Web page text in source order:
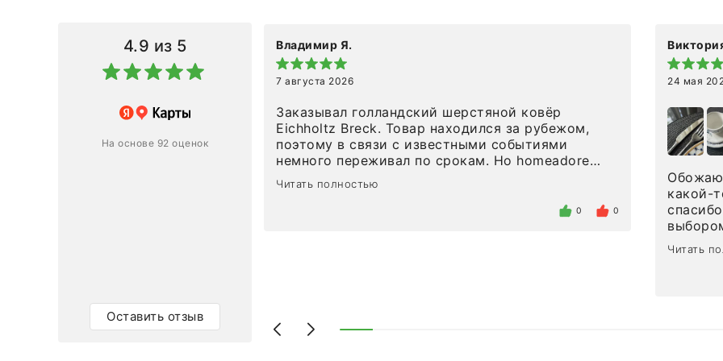
4.9 из 5
На основе 92 оценок
Оставить отзыв
Владимир Я.
7 августа 2026
Заказывал голландский шерстяной ковёр
Eichholtz Breck. Товар находился за рубежом,
поэтому в связи с известными событиями
немного переживал по срокам. Но homeadore
привезли ровно в определенное в договоре
время, без задержеки. Отдельно хочу отметить
Выглядит в интерьере ровно так, как хотел. Ещё
раз - большая благодарность сотрудникам
Читать полностью
0 0
24 мая
Обожаю
какой-
Читать